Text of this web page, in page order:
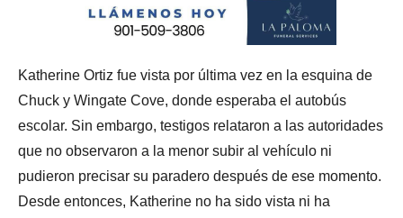
Katherine Ortiz fue vista por última vez en la esquina de
Chuck y Wingate Cove, donde esperaba el autobús
escolar. Sin embargo, testigos relataron a las autoridades
que no observaron a la menor subir al vehículo ni
pudieron precisar su paradero después de ese momento.
Desde entonces, Katherine no ha sido vista ni ha